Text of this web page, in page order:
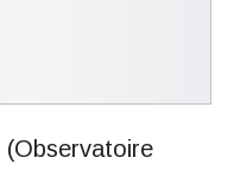
(Observatoire